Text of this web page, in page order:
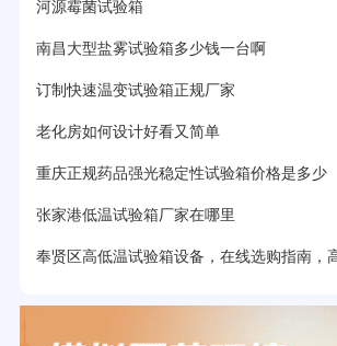
河源霉菌试验箱
南昌大型盐雾试验箱多少钱一台啊
订制快速温变试验箱正规厂家
老化房如何设计好看又简单
重庆正规药品强光稳定性试验箱价格是多少
张家港低温试验箱厂家在哪里
奉贤区高低温试验箱设备，在线选购指南，